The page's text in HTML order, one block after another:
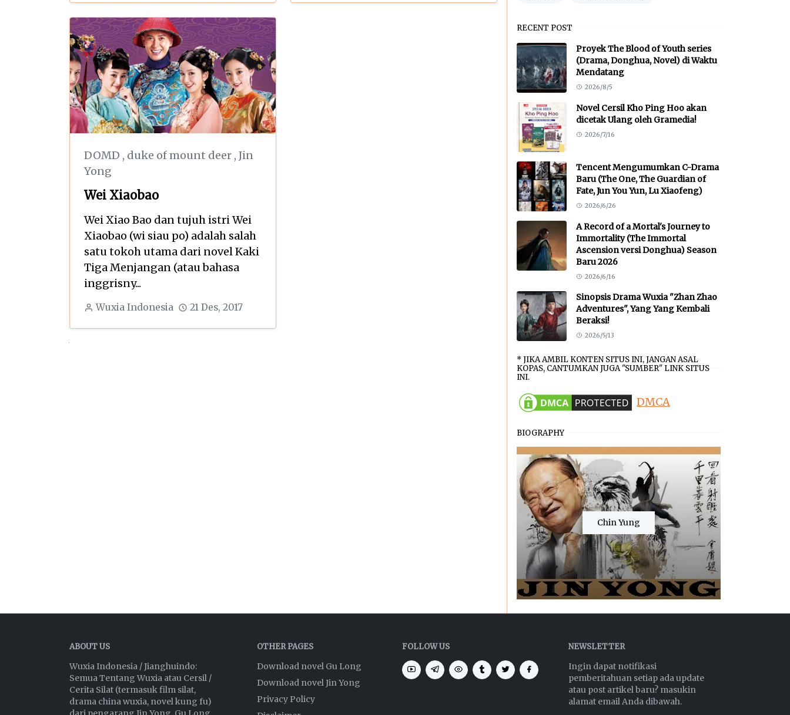
DOMD , duke of mount deer , Jin
Yong
Wei Xiaobao
Wei Xiao Bao dan tujuh istri Wei
Xiaobao (wi siau po) adalah salah
satu tokoh utama dari novel Kaki
Tiga Menjangan (atau bahasa
inggrisny...
Wuxia Indonesia 21 Des, 2017
RECENT POST
Proyek The Blood of Youth series
(Drama, Donghua, Novel) di Waktu
Mendatang
2026/8/5
Novel Cersil Kho Ping Hoo akan
dicetak Ulang oleh Gramedia!
2026/7/16
Tencent Mengumumkan C-Drama
Baru (The One, The Guardian of
Fate, Jun You Yun, Lu Xiaofeng)
2026/6/26
A Record of a Mortal's Journey to
Immortality (The Immortal
Ascension versi Donghua) Season
Baru 2026
2026/6/16
Sinopsis Drama Wuxia "Zhan Zhao
Adventures", Yang Yang Kembali
Beraksi!
2026/5/13
* JIKA AMBIL KONTEN SITUS INI, JANGAN ASAL
KOPAS, CANTUMKAN JUGA "SUMBER" LINK SITUS
INI.
DMCA
BIOGRAPHY
Chin Yung
ABOUT US
Wuxia Indonesia / Jianghuindo:
Semua Tentang Wuxia atau Cersil /
Cerita Silat (termasuk film silat,
drama china wuxia, novel kung fu)
OTHER PAGES
Download novel Gu Long
Download novel Jin Yong
Privacy Policy
FOLLOW US NEWSLETTER
Ingin dapat notifikasi
pemberitahuan setiap ada update
atau post artikel baru? masukin
alamat email Anda dibawah.